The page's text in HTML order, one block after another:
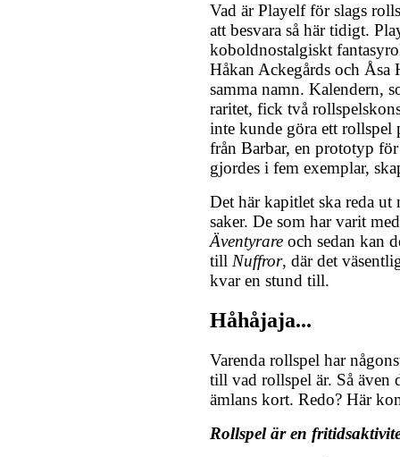
Vad är Playelf för slags
att besvara så här tidigt.
koboldnostalgiskt
Håkan Ackegårds och Åsa
samma namn. Kalendern,
raritet, fick två
inte kunde göra ett rollspel
från Barbar, en prototyp
gjordes i fem exemplar,
Det här kapitlet ska reda ut
saker. De som har varit
Äventyrare och sedan kan
till Nuffror, där det
kvar en stund till.
Håhåjaja...
Varenda rollspel har
till vad rollspel är. Så även
ämlans kort. Redo? Här
Rollspel är en